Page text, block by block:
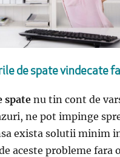
de spate vindecate
spate nu tin cont de
ne pot impinge
exista solutii minim
aceste probleme fara